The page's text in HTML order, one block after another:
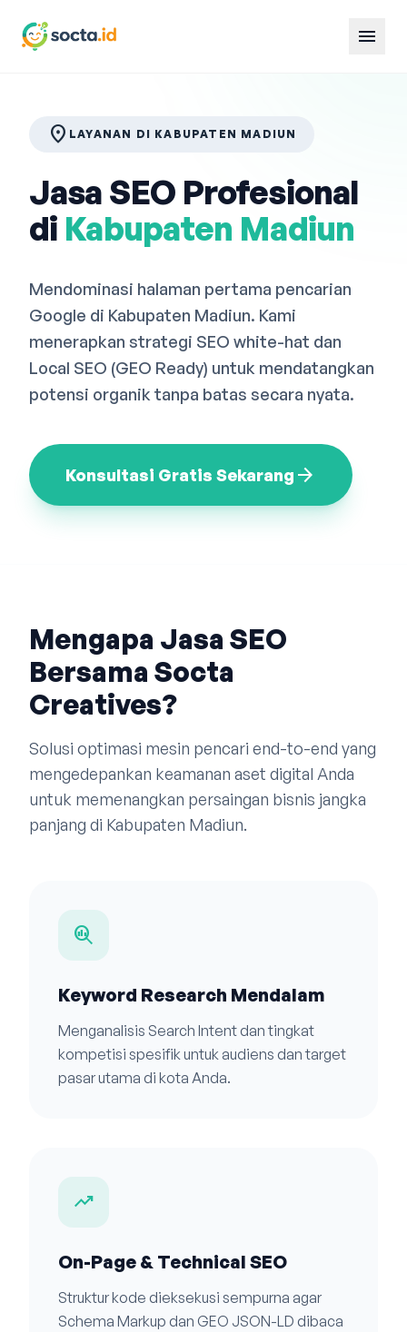
menu
location_on LAYANAN DI KABUPATEN MADIUN
Jasa SEO Profesional
di Kabupaten Madiun
Mendominasi halaman pertama pencarian
Google di Kabupaten Madiun. Kami
menerapkan strategi SEO white-hat dan
Local SEO (GEO Ready) untuk mendatangkan
potensi organik tanpa batas secara nyata.
Konsultasi Gratis Sekarang arrow_forward
Mengapa Jasa SEO
Bersama Socta
Creatives?
Solusi optimasi mesin pencari end-to-end yang
mengedepankan keamanan aset digital Anda
untuk memenangkan persaingan bisnis jangka
panjang di Kabupaten Madiun.
search_insights
Keyword Research Mendalam
Menganalisis Search Intent dan tingkat
kompetisi spesifik untuk audiens dan target
pasar utama di kota Anda.
trending_up
On-Page & Technical SEO
Struktur kode dieksekusi sempurna agar
Schema Markup dan GEO JSON-LD dibaca